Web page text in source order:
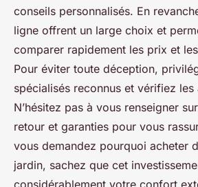
conseils personnalisés. En
ligne offrent un large choix et
comparer rapidement les prix et
Pour éviter toute déception,
spécialisés reconnus et vérifiez les
N’hésitez pas à vous renseigner
retour et garanties pour vous
vous demandez pourquoi acheter
jardin, sachez que cet